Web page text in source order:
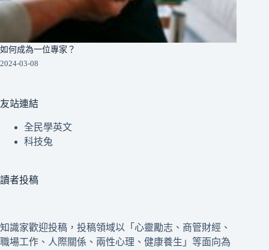
如何成為一位專家？
2024-03-08
友站連結
全民學英文
科技兔
讀者投稿
知識家歡迎投稿，投稿領域以「心靈勵志、商管財經、
職場工作、人際關係、兩性心理、健康養生」等面向為